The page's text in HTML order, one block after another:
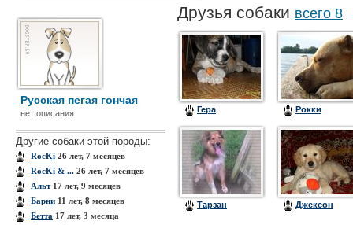
Русская пегая гончая
нет описания
Другие собаки этой породы:
RocKi 26 лет, 7 месяцев
RocKi & ... 26 лет, 7 месяцев
Альт17 лет, 9 месяцев
Барни 11 лет, 8 месяцев
Бетта 17 лет, 3 месяца
Друзья собаки всего 8
Гера Рокки
Тарзан Джексон